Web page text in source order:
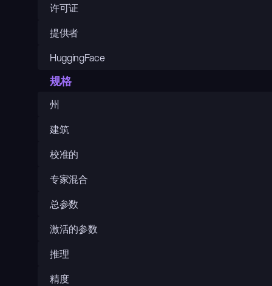
许可证
提供者
HuggingFace
规格
州
建筑
校准的
专家混合
总参数
激活的参数
推理
精度